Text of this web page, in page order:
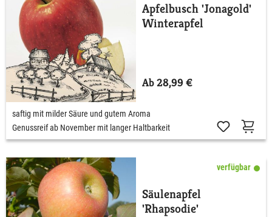
Apfelbusch 'Jonagold'
Winterapfel
Ab 28,99 €
saftig mit milder Säure und gutem Aroma
Genussreif ab November mit langer Haltbarkeit
verfügbar
Säulenapfel
'Rhapsodie'